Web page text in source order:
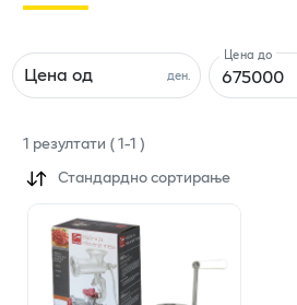
ден.
Цена од
Цена до
1 резултати (1-1)
Стандардно сортирање